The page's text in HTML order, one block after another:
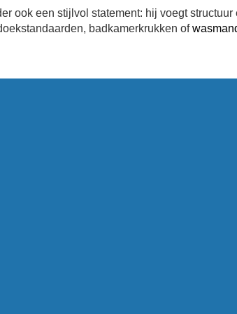
ook een stijlvol statement: hij voegt
badkamerkrukken of